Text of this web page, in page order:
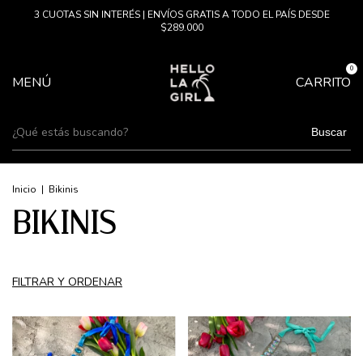
3 CUOTAS SIN INTERÉS | ENVÍOS GRATIS A TODO EL PAÍS DESDE
$289.000
MENÚ CARRITO
0
Buscar
Inicio | Bikinis
BIKINIS
FILTRAR Y ORDENAR